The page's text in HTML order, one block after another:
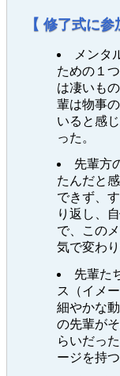
【 修了式に参
メンタ
ための１
は凄いも
輩は物事
いると感
った。
先輩方
たんだと
できず、
り返し、
で、この
気で変わ
先輩た
ス（イメ
細やかな
の先輩が
らいだっ
ージを持